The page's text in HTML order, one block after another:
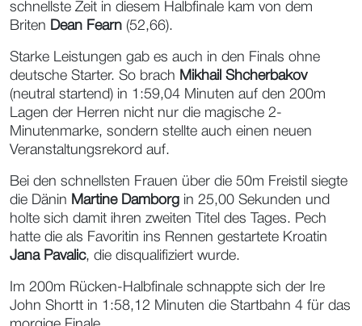
schnellste Zeit in diesem Halbfinale kam von dem
Briten Dean Fearn (52,66).
Starke Leistungen gab es auch in den Finals ohne
deutsche Starter. So brach Mikhail Shcherbakov
(neutral startend) in 1:59,04 Minuten auf den 200m
Lagen der Herren nicht nur die magische 2-
Minutenmarke, sondern stellte auch einen neuen
Veranstaltungsrekord auf.
Bei den schnellsten Frauen über die 50m Freistil siegte
die Dänin Martine Damborg in 25,00 Sekunden und
holte sich damit ihren zweiten Titel des Tages. Pech
hatte die als Favoritin ins Rennen gestartete Kroatin
Jana Pavalic, die disqualifiziert wurde.
Im 200m Rücken-Halbfinale schnappte sich der Ire
John Shortt in 1:58,12 Minuten die Startbahn 4 für das